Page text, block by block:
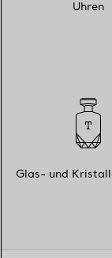
Uhren
Glas- und